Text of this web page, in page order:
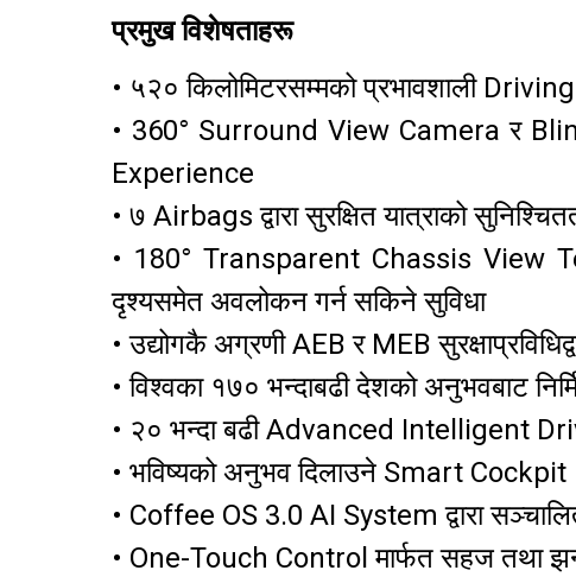
प्रमुख विशेषताहरू
• ५२० किलोमिटरसम्मको प्रभावशाली
• 360° Surround View Camera र
Experience
• ७ Airbags द्वारा सुरक्षित यात्राको
• 180° Transparent Chassis View
दृश्यसमेत अवलोकन गर्न सकिने सुविधा
• उद्योगकै अग्रणी AEB र MEB
• विश्वका १७० भन्दाबढी देशको अनुभवबाट
• २० भन्दा बढी Advanced Intelligent
• भविष्यको अनुभव दिलाउने Smart Cockpit
• Coffee OS 3.0 AI System द्वारा सञ्चालित
• One-Touch Control मार्फत सहज तथा